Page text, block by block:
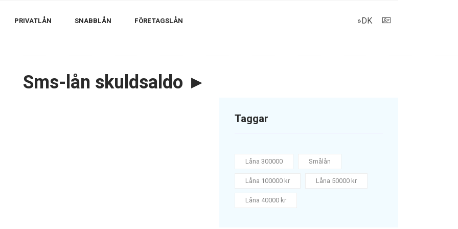
PRIVATLÅN SNABBLÅN FÖRETAGSLÅN »DK
Sms-lån skuldsaldo ►
Taggar
Låna 300000 Smålån
Låna 100000 kr Låna 50000 kr
Låna 40000 kr